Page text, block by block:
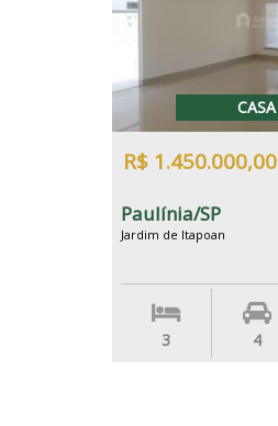
CASA
R$ 1.450.000,00
Paulínia/SP
Jardim de Itapoan
3 4